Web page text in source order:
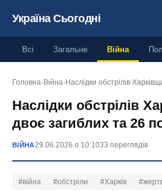
Україна Сьогодні
Всі Загальне Війна
Головна› Війна› Наслідки обстрілів
Наслідки обстрілів
двоє загиблих та 26
ВІЙНА29.06.2026 о 10:1033 переглядів
#війна #обстріли #Харків